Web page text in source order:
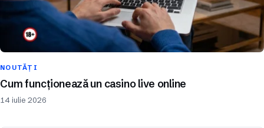
NOUTĂȚI
Cum funcționează un casino live online
14 iulie 2026